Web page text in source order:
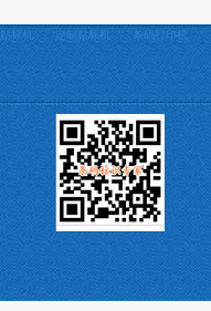
贴标机 定制贴标机 条码打印机